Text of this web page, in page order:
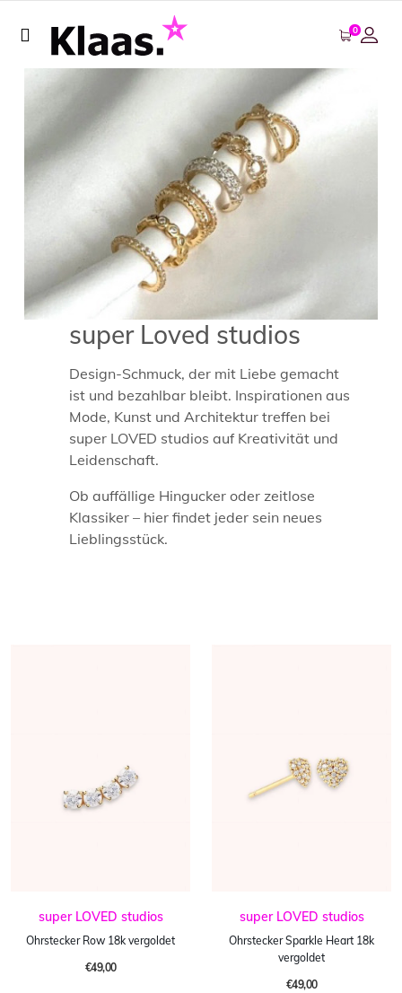
0
super Loved studios
Design-Schmuck, der mit Liebe gemacht
ist und bezahlbar bleibt. Inspirationen aus
Mode, Kunst und Architektur treffen bei
super LOVED studios auf Kreativität und
Leidenschaft.
Ob auffällige Hingucker oder zeitlose
Klassiker – hier findet jeder sein neues
Lieblingsstück.
super LOVED studios
Ohrstecker Row 18k vergoldet
€49,00
super LOVED studios
Ohrstecker Sparkle Heart 18k
vergoldet
€49,00